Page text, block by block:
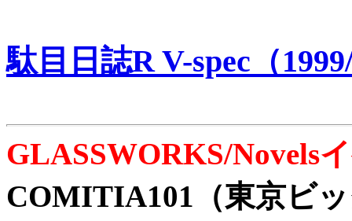
駄目日誌R V-spec（
GLASSWORKS/Novels
COMITIA101（東京ビ